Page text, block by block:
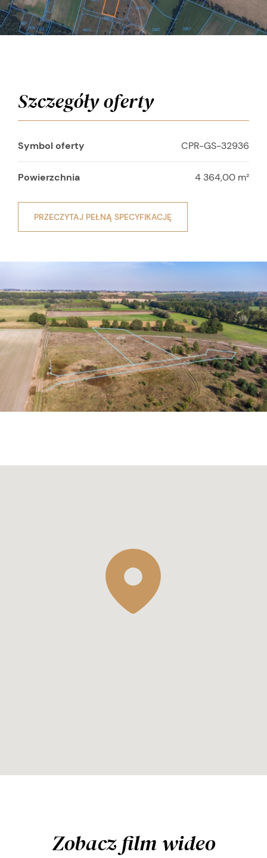
Szczegóły oferty
Symbol oferty CPR-GS-32936
Powierzchnia 4 364,00 m²
PRZECZYTAJ PEŁNĄ SPECYFIKACJĘ
Zobacz film wideo